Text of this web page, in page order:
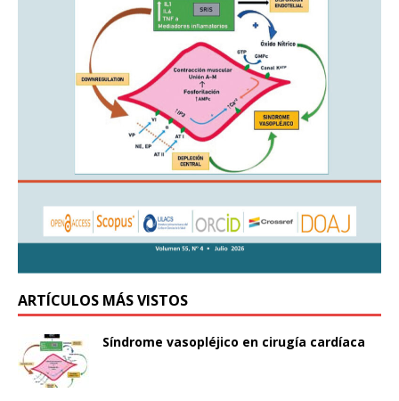
ARTÍCULOS MÁS VISTOS
Síndrome vasopléjico en cirugía cardíaca